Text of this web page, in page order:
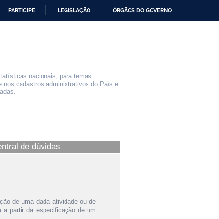
PARTICIPE LEGISLAÇÃO ÓRGÃOS DO GOVERNO
nacionais, para temas
cadastros administrativos do País e
de dúvidas
de uma dada atividade ou de
a partir da especificação de um